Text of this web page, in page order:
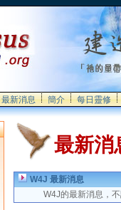
最新消息 簡介 每日靈修
最新消
W4J 最新消息
W4J的最新消息，